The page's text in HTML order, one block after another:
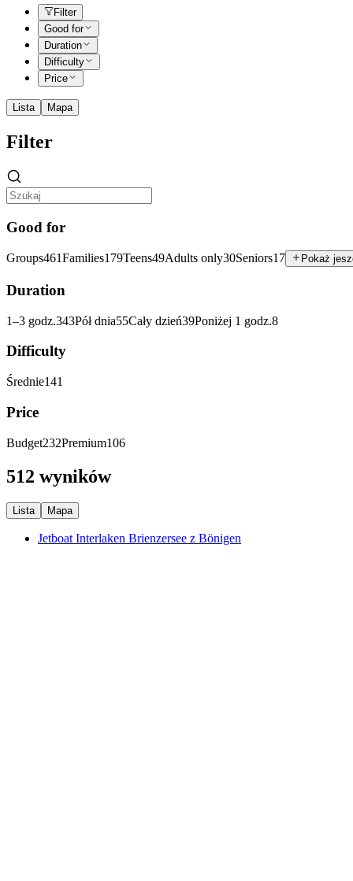
Filter
Good for
Duration
Difficulty
Price
Lista Mapa
Filter
Good for
Groups461Families179Teens49Adults only30Seniors17 Pokaż
Duration
1–3 godz.343Pół dnia55Cały dzień39Poniżej 1 godz.8
Difficulty
Średnie141
Price
Budget232Premium106
512 wyników
Lista Mapa
Jetboat Interlaken Brienzersee z Bönigen